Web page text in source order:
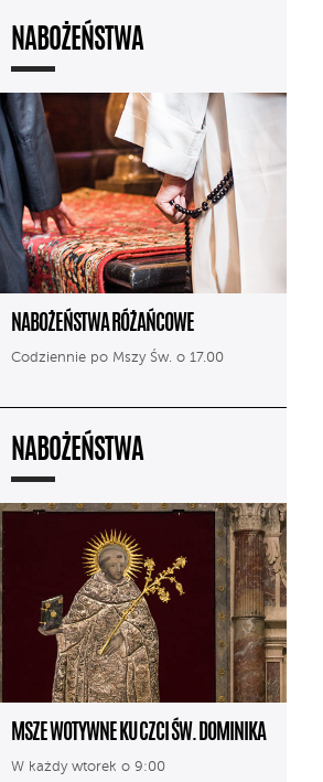
NABOŻEŃSTWA
NABOŻEŃSTWA RÓŻAŃCOWE
Codziennie po Mszy Św. o 17.00
NABOŻEŃSTWA
MSZE WOTYWNE KU CZCI ŚW. DOMINIKA
W każdy wtorek o 9:00